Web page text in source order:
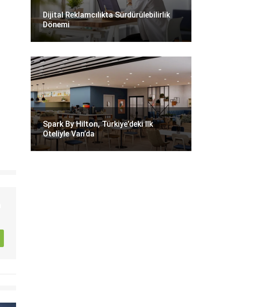
Dijital Reklamcılıkta Sürdürülebilirlik
Dönemi
Spark By Hilton, Türkiye’deki Ilk
Oteliyle Van’da